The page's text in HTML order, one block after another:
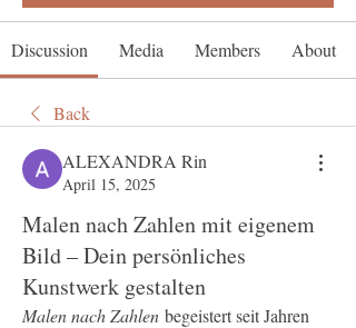
Discussion Media Members About
Back
ALEXANDRA Rin
April 15, 2025
Malen nach Zahlen mit eigenem
Bild – Dein persönliches
Kunstwerk gestalten
Malen nach Zahlen begeistert seit Jahren